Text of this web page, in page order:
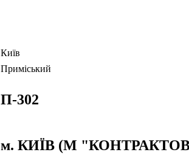
Київ
Приміський
П-302
м. КИЇВ (М